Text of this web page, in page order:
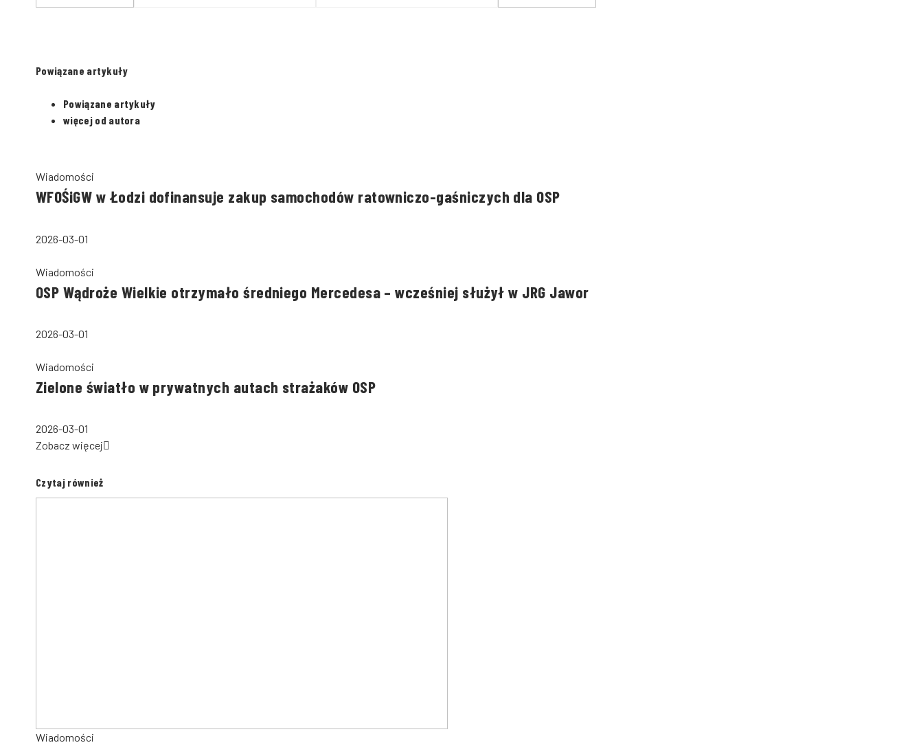
Powiązane artykuły
Powiązane artykuły
więcej od autora
Wiadomości
WFOŚiGW w Łodzi dofinansuje zakup samochodów ratowniczo-gaśniczych dla OSP
2026-03-01
Wiadomości
OSP Wądroże Wielkie otrzymało średniego Mercedesa – wcześniej służył w JRG Jawor
2026-03-01
Wiadomości
Zielone światło w prywatnych autach strażaków OSP
2026-03-01
Zobacz więcej
Czytaj również
Wiadomości